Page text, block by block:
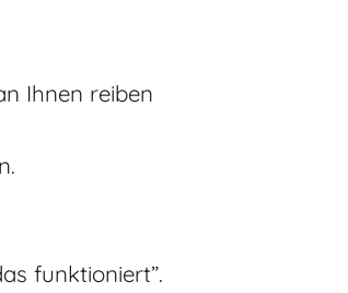
Ihnen reiben
funktioniert”.